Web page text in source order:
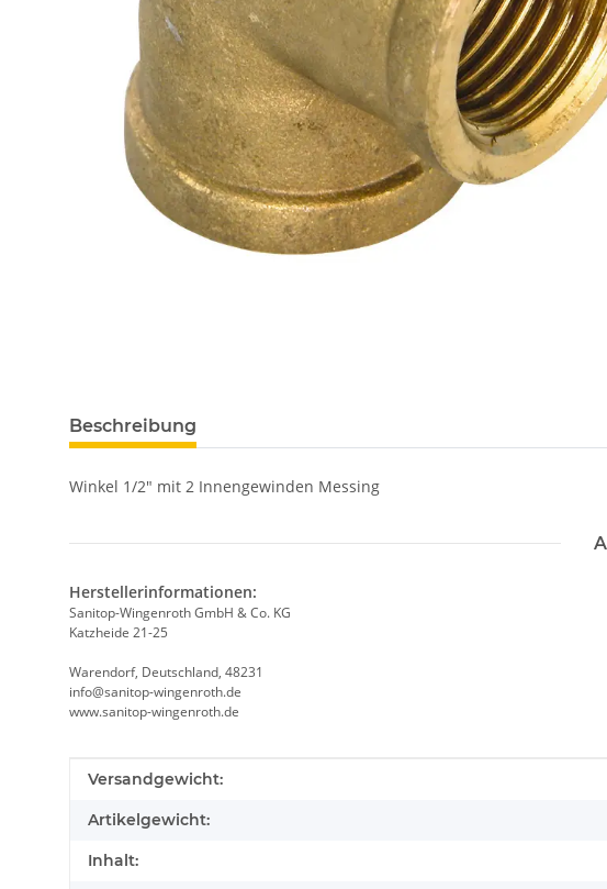
Beschreibung
Winkel 1/2" mit 2 Innengewinden Messing
Herstellerinformationen:
Sanitop-Wingenroth GmbH & Co. KG
Katzheide 21-25
Warendorf, Deutschland, 48231
info@sanitop-wingenroth.de
www.sanitop-wingenroth.de
Produkteigenschaft
Wert
Versandgewicht:
Artikelgewicht:
Inhalt: